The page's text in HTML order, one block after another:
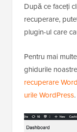
După ce faceți
recuperare,
plugin-ul care
Pentru mai
ghidurile
recuperare
urile WordPress.